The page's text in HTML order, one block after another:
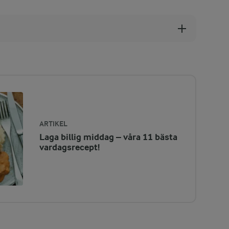
ARTIKEL
Laga billig middag – våra 11 bästa
vardagsrecept!